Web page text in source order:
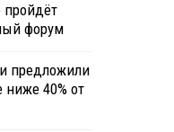
форум
предложили
ниже 40% от